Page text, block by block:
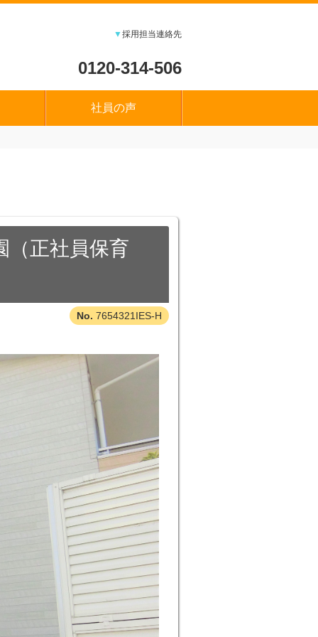
▼採用担当連絡先
0120-314-506
社員の声
（正社員保育
7654321IES-H